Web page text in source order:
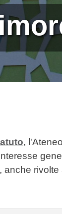
,
rivolte